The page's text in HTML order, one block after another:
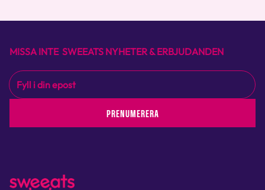
MISSA INTE SWEEATS NYHETER & ERBJUDANDEN
PRENUMERERA